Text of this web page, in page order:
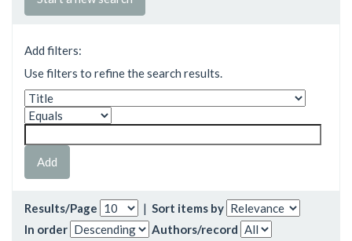
Add filters:
Use filters to refine the search results.
Results/Page | Sort items by
In order
Authors/record